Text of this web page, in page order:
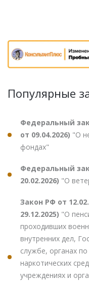
Популярные
Федеральный
от 09.04.2026) "О
фондах"
Федеральный
20.02.2026) "О
Закон РФ от
29.12.2025) "О
проходивших
внутренних дел,
службе, органах
наркотических
учреждениях и